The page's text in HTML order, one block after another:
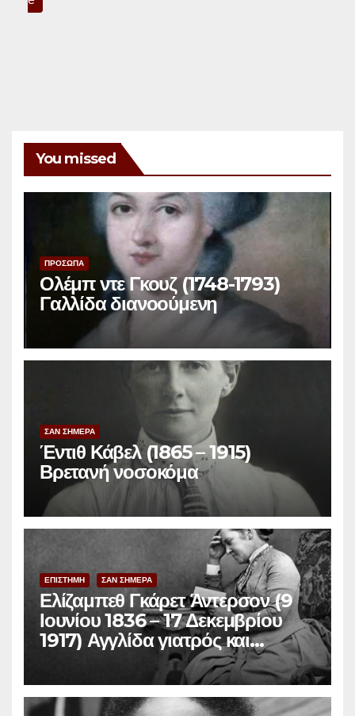
You missed
ΠΡΟΣΩΠΑ
Ολέμπ ντε Γκουζ (1748-1793)
Γαλλίδα διανοούμενη
ΣΑΝ ΣΗΜΕΡΑ
Έντιθ Κάβελ (1865 – 1915)
Βρετανή νοσοκόμα
ΕΠΙΣΤΗΜΗ ΣΑΝ ΣΗΜΕΡΑ
Ελίζαμπεθ Γκάρετ Άντερσον (9
Ιουνίου 1836 – 17 Δεκεμβρίου
1917) Αγγλίδα γιατρός και